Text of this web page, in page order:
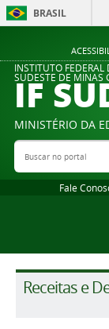
BRASIL
INSTITUTO
SUDESTE DE MINAS
IF
MINISTÉRIO DA
Buscar no portal
Fale
Receitas e